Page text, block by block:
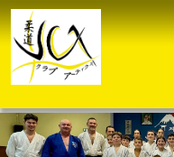
Panneau de gestion des cookies